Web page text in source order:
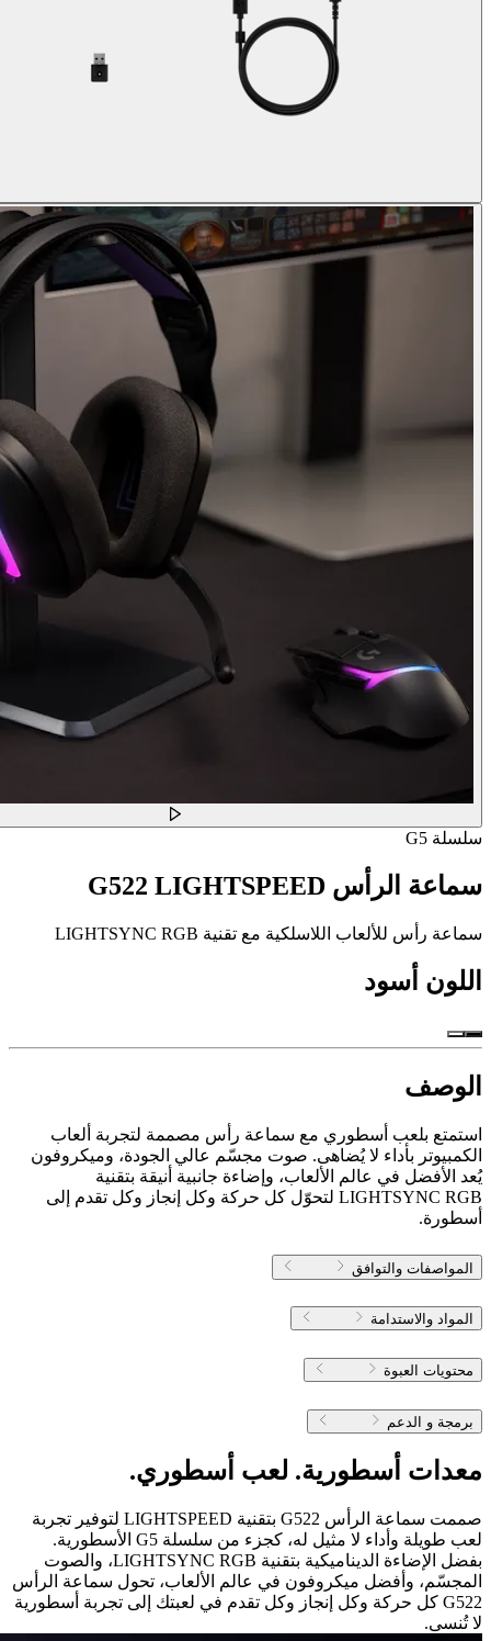
سلسلة G5
سماعة الرأس G522 LIGHTSPEED
سماعة رأس للألعاب اللاسلكية مع تقنية LIGHTSYNC RGB
اللون أسود
الوصف
استمتع بلعب أسطوري مع سماعة رأس مصممة لتجربة ألعاب
الكمبيوتر بأداء لا يُضاهى. صوت مجسّم عالي الجودة، وميكروفون
يُعد الأفضل في عالم الألعاب، وإضاءة جانبية أنيقة بتقنية
LIGHTSYNC RGB لتحوّل كل حركة وكل إنجاز وكل تقدم إلى
أسطورة.
المواصفات والتوافق
المواد والاستدامة
محتويات العبوة
برمجة و الدعم
معدات أسطورية. لعب أسطوري.
صممت سماعة الرأس G522 بتقنية LIGHTSPEED لتوفير تجربة
لعب طويلة وأداء لا مثيل له، كجزء من سلسلة G5 الأسطورية.
بفضل الإضاءة الديناميكية بتقنية LIGHTSYNC RGB، والصوت
المجسّم، وأفضل ميكروفون في عالم الألعاب، تحول سماعة الرأس
G522 كل حركة وكل إنجاز وكل تقدم في لعبتك إلى تجربة أسطورية
لا تُنسى.